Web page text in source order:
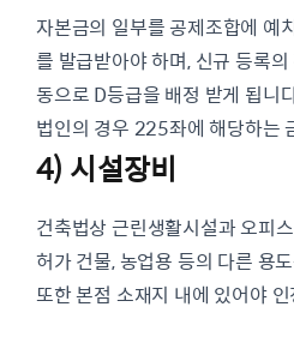
자본금의 일부를 공제조합에 예
를 발급받아야 하며, 신규 등록
동으로 D등급을 배정 받게 됩니
법인의 경우 225좌에 해당하는
4) 시설장비
건축법상 근린생활시설과 오피
허가 건물, 농업용 등의 다른 용
또한 본점 소재지 내에 있어야